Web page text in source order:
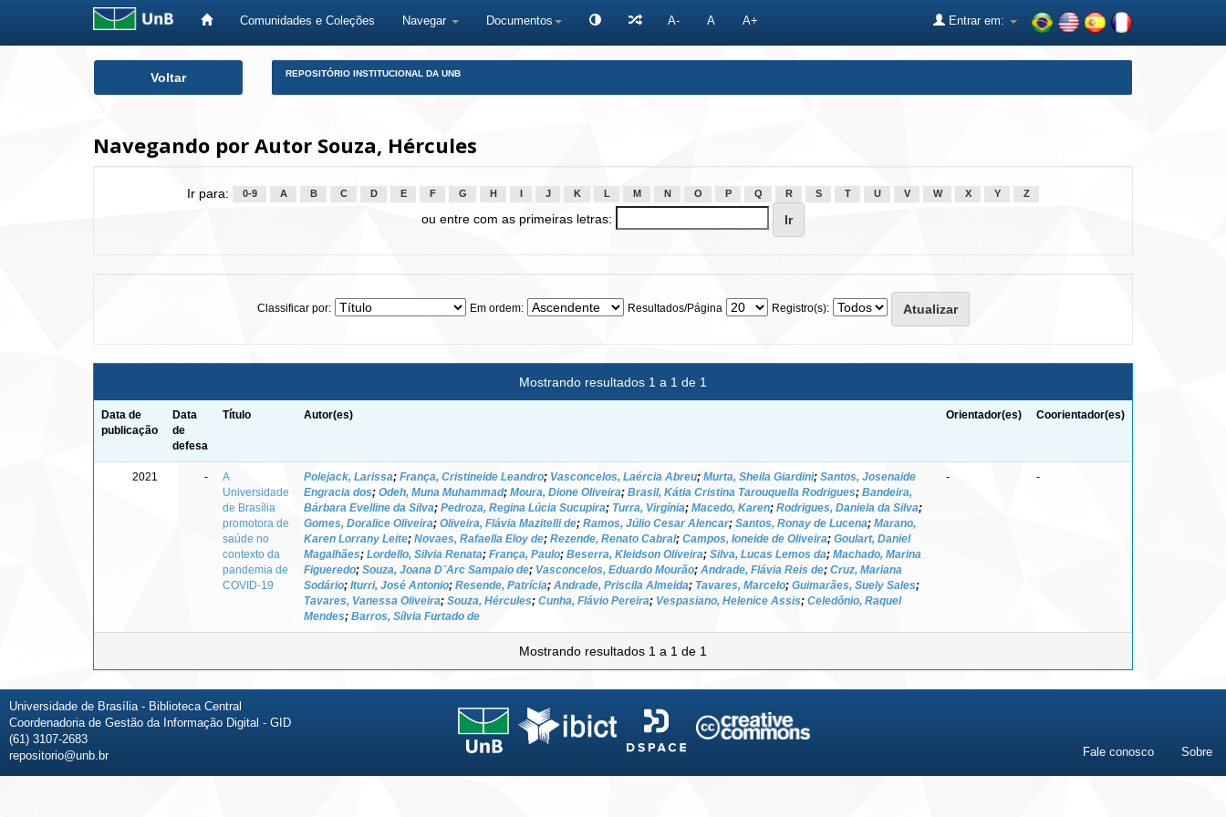
Comunidades e Coleções Navegar Documentos A- A A+ Entrar em:
Voltar REPOSITÓRIO INSTITUCIONAL DA UNB
Navegando por Autor Souza, Hércules
Ir para: 0-9 A B C D E F G H J K L M N O P Q R S T U V W X Y Z
ou entre com as primeiras letras:
Classificar por: Em ordem: Resultados/Página Registro(s):
Mostrando resultados 1 a 1 de 1
Data de
publicação
Data
de
defesa
Título Autor(es) Orientador(es) Coorientador(es)
2021 -
A
Universidade
de Brasília
promotora de
saúde no
contexto da
pandemia de
COVID-19
Polejack, Larissa; França, Cristineide Leandro; Vasconcelos, Laércia Abreu; Murta, Sheila Giardini; Santos, Josenaide
Engracia dos; Odeh, Muna Muhammad; Moura, Dione Oliveira; Brasil, Kátia Cristina Tarouquella Rodrigues; Bandeira,
Bárbara Evelline da Silva; Pedroza, Regina Lúcia Sucupira; Turra, Virgínia; Macedo, Karen; Rodrigues, Daniela da Silva;
Gomes, Doralice Oliveira; Oliveira, Flávia Mazitelli de; Ramos, Júlio Cesar Alencar; Santos, Ronay de Lucena; Marano,
Karen Lorrany Leite; Novaes, Rafaella Eloy de; Rezende, Renato Cabral; Campos, Ioneide de Oliveira; Goulart, Daniel
Magalhães; Lordello, Silvia Renata; França, Paulo; Beserra, Kleidson Oliveira; Silva, Lucas Lemos da; Machado, Marina
Figueredo; Souza, Joana D´Arc Sampaio de; Vasconcelos, Eduardo Mourão; Andrade, Flávia Reis de; Cruz, Mariana
Sodário; Iturri, José Antonio; Resende, Patrícia; Andrade, Priscila Almeida; Tavares, Marcelo; Guimarães, Suely Sales;
Tavares, Vanessa Oliveira; Souza, Hércules; Cunha, Flávio Pereira; Vespasiano, Helenice Assis; Celedônio, Raquel
Mendes; Barros, Sílvia Furtado de
- -
Mostrando resultados 1 a 1 de 1
Universidade de Brasília - Biblioteca Central
Coordenadoria de Gestão da Informação Digital - GID
(61) 3107-2683
repositorio@unb.br
Fale conosco Sobre